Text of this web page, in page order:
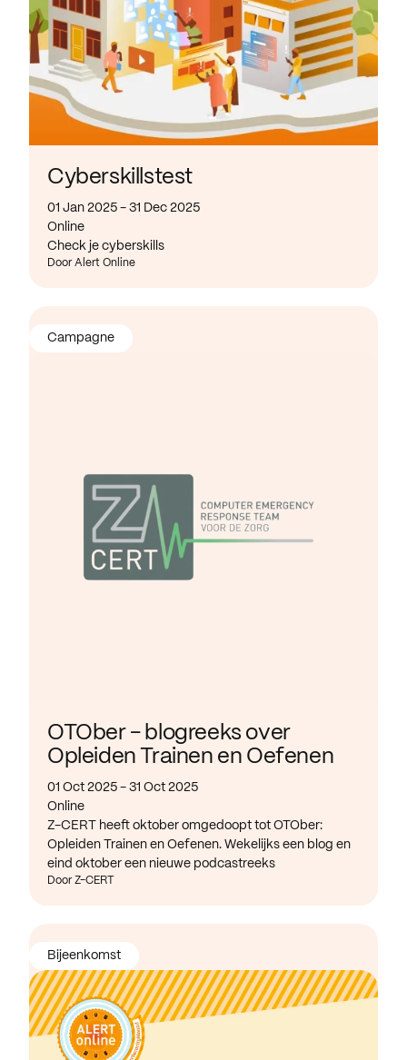
Cyberskillstest
01 Jan 2025 - 31 Dec 2025
Online
Check je cyberskills
Door Alert Online
OTOber - blogreeks over
Opleiden Trainen en Oefenen
01 Oct 2025 - 31 Oct 2025
Online
Z-CERT heeft oktober omgedoopt tot OTOber:
Opleiden Trainen en Oefenen. Wekelijks een blog en
eind oktober een nieuwe podcastreeks
Door Z-CERT
Campagne
Bijeenkomst